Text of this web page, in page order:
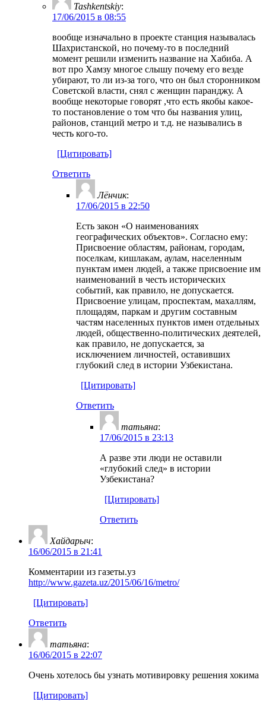
Tashkentskiy:
17/06/2015 в 08:55
вообще изначально в проекте станция называлась
Шахристанской, но почему-то в последний
момент решили изменить название на Хабиба. А
вот про Хамзу многое слышу почему его везде
убирают, то ли из-за того, что он был сторонником
Советской власти, снял с женщин паранджу. А
вообще некоторые говорят ,что есть якобы какое-
то постановление о том что бы названия улиц,
районов, станций метро и т.д. не назывались в
честь кого-то.
[Цитировать]
Ответить
Лёнчик:
17/06/2015 в 22:50
Есть закон «О наименованиях
географических объектов». Согласно ему:
Присвоение областям, районам, городам,
поселкам, кишлакам, аулам, населенным
пунктам имен людей, а также присвоение им
наименований в честь исторических
событий, как правило, не допускается.
Присвоение улицам, проспектам, махаллям,
площадям, паркам и другим составным
частям населенных пунктов имен отдельных
людей, общественно-политических деятелей,
как правило, не допускается, за
исключением личностей, оставивших
глубокий след в истории Узбекистана.
[Цитировать]
Ответить
татьяна:
17/06/2015 в 23:13
А разве эти люди не оставили
«глубокий след» в истории
Узбекистана?
[Цитировать]
Ответить
Хайдарыч:
16/06/2015 в 21:41
Комментарии из газеты.уз
http://www.gazeta.uz/2015/06/16/metro/
[Цитировать]
Ответить
татьяна:
16/06/2015 в 22:07
Очень хотелось бы узнать мотивировку решения хокима
[Цитировать]